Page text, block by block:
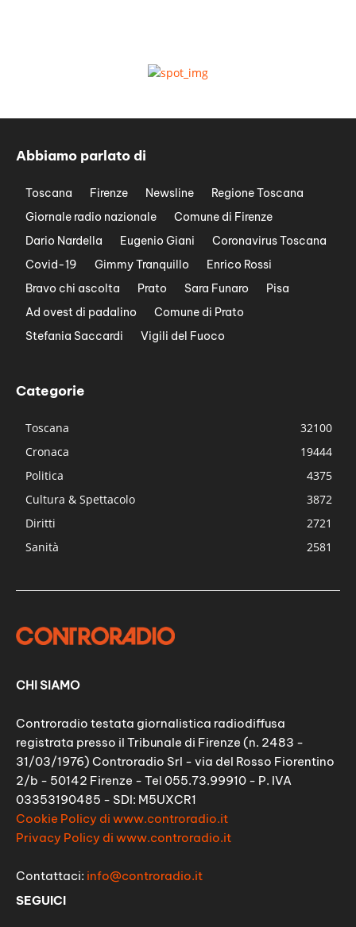
Abbiamo parlato di
Toscana Firenze Newsline
Regione Toscana
Giornale radio nazionale
Comune di Firenze
Dario Nardella
Eugenio Giani
Coronavirus Toscana
Covid-19
Gimmy Tranquillo
Enrico Rossi
Bravo chi ascolta
Prato Sara Funaro
Pisa
Ad ovest di padalino
Comune di Prato
Stefania Saccardi
Vigili del Fuoco
Categorie
Toscana
32100
Cronaca
19444
Politica
4375
Cultura & Spettacolo
3872
Diritti
2721
Sanità
2581
CHI SIAMO
Controradio testata giornalistica radiodiffusa
registrata presso il Tribunale di Firenze (n. 2483 -
31/03/1976) Controradio Srl - via del Rosso Fiorentino
2/b - 50142 Firenze - Tel 055.73.99910 - P. IVA
03353190485 - SDI: M5UXCR1
Cookie Policy di www.controradio.it
Privacy Policy di www.controradio.it
Contattaci: info@controradio.it
SEGUICI